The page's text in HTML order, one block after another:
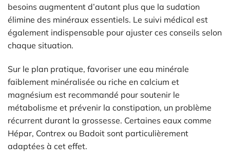
besoins augmentent d’autant plus que la sudation
élimine des minéraux essentiels. Le suivi médical est
également indispensable pour ajuster ces conseils selon
chaque situation.
Sur le plan pratique, favoriser une eau minérale
faiblement minéralisée ou riche en calcium et
magnésium est recommandé pour soutenir le
métabolisme et prévenir la constipation, un problème
récurrent durant la grossesse. Certaines eaux comme
Hépar, Contrex ou Badoit sont particulièrement
adaptées à cet effet.